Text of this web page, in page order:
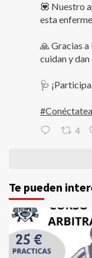
💟 Nuestro
esta
🙏 Gracias a
cuidan y dan
🩺
4
Te pueden